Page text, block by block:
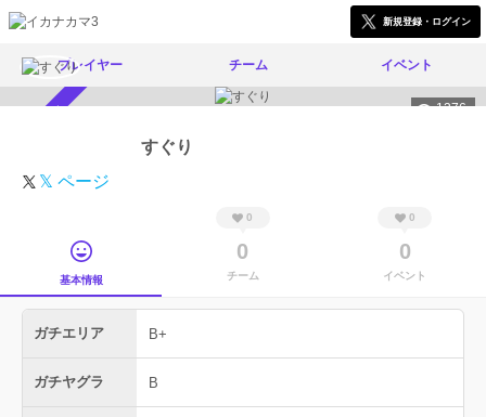
新規登録・ログイン
プレイヤー チーム イベント
1376
すぐり
𝕏 ページ
基本情報
0
0
チーム
0
0
イベント
ガチエリア B+
ガチヤグラ B